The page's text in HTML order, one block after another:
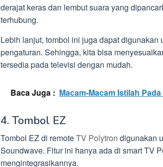
derajat keras dan lembut suara yang
terhubung.
Lebih lanjut, tombol ini juga dapat
pengaturan. Sehingga, kita bisa
tersedia pada televisi dengan mudah.
Baca Juga : Macam-Macam Istilah
4. Tombol EZ
Tombol EZ di remoteTV Polytron digunakan
Soundwave. Fitur ini hanya ada di smart TV
mengintegrasikannya.